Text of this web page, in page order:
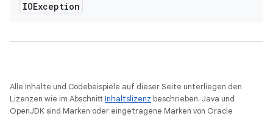
IOException
Alle Inhalte und Codebeispiele auf dieser Seite unterliegen den
Lizenzen wie im AbschnittInhaltslizenz beschrieben. Java und
OpenJDK sind Marken oder eingetragene Marken von Oracle